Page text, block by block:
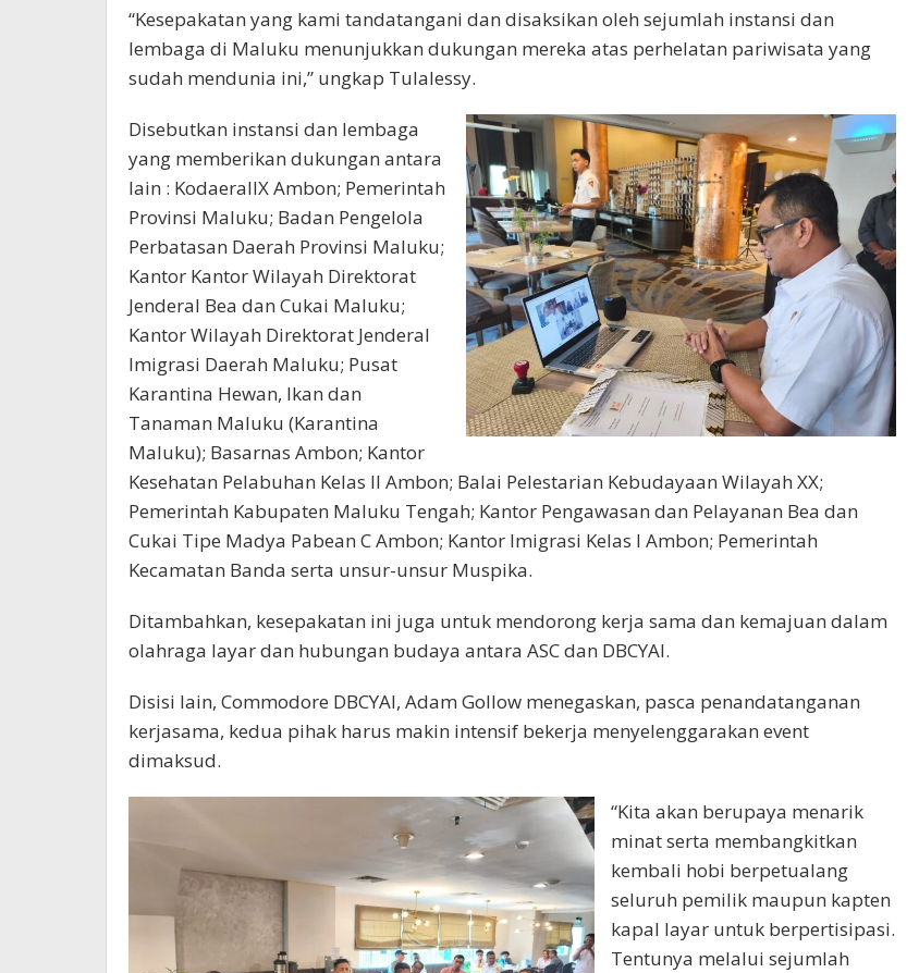
“Kesepakatan yang kami tandatangani dan disaksikan oleh sejumlah instansi dan
lembaga di Maluku menunjukkan dukungan mereka atas perhelatan pariwisata yang
sudah mendunia ini,” ungkap Tulalessy.
Disebutkan instansi dan lembaga
yang memberikan dukungan antara
lain : KodaeralIX Ambon; Pemerintah
Provinsi Maluku; Badan Pengelola
Perbatasan Daerah Provinsi Maluku;
Kantor Kantor Wilayah Direktorat
Jenderal Bea dan Cukai Maluku;
Kantor Wilayah Direktorat Jenderal
Imigrasi Daerah Maluku; Pusat
Karantina Hewan, Ikan dan
Tanaman Maluku (Karantina
Maluku); Basarnas Ambon; Kantor
Kesehatan Pelabuhan Kelas II Ambon; Balai Pelestarian Kebudayaan Wilayah XX;
Pemerintah Kabupaten Maluku Tengah; Kantor Pengawasan dan Pelayanan Bea dan
Cukai Tipe Madya Pabean C Ambon; Kantor Imigrasi Kelas I Ambon; Pemerintah
Kecamatan Banda serta unsur-unsur Muspika.
Ditambahkan, kesepakatan ini juga untuk mendorong kerja sama dan kemajuan dalam
olahraga layar dan hubungan budaya antara ASC dan DBCYAI.
Disisi lain, Commodore DBCYAI, Adam Gollow menegaskan, pasca penandatanganan
kerjasama, kedua pihak harus makin intensif bekerja menyelenggarakan event
dimaksud.
“Kita akan berupaya menarik
minat serta membangkitkan
kembali hobi berpetualang
seluruh pemilik maupun kapten
kapal layar untuk berpertisipasi.
Tentunya melalui sejumlah